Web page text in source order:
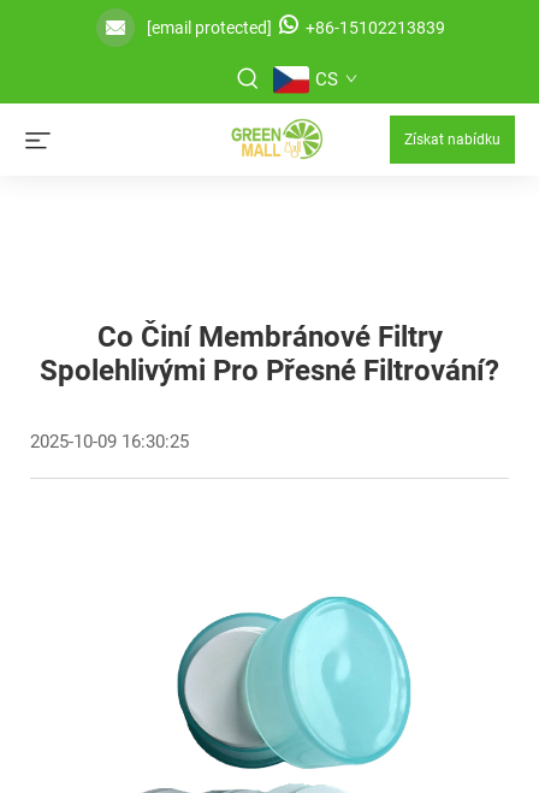
[email protected] +86-15102213839
CS
Získat nabídku
Co Činí Membránové Filtry
Spolehlivými Pro Přesné Filtrování?
2025-10-09 16:30:25